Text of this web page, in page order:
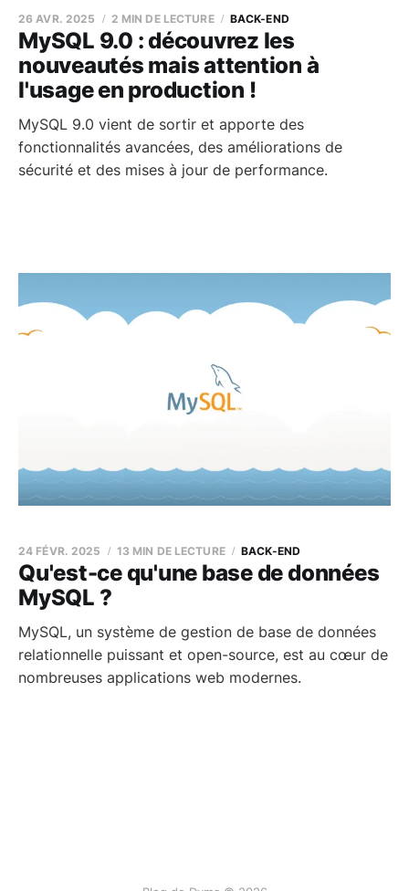
MySQL 9.0 : découvrez les
nouveautés mais attention à
l'usage en production !
26 AVR. 2025 2 MIN DE LECTURE BACK-END
MySQL 9.0 vient de sortir et apporte des
fonctionnalités avancées, des améliorations de
sécurité et des mises à jour de performance.
Qu'est-ce qu'une base de données
MySQL ?
24 FÉVR. 2025 13 MIN DE LECTURE BACK-END
MySQL, un système de gestion de base de données
relationnelle puissant et open-source, est au cœur de
nombreuses applications web modernes.